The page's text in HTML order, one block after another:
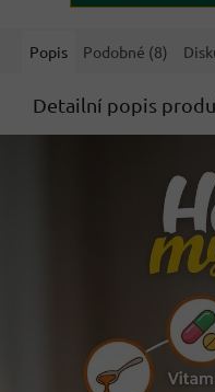
Popis Podobné (8)
Detailní popis